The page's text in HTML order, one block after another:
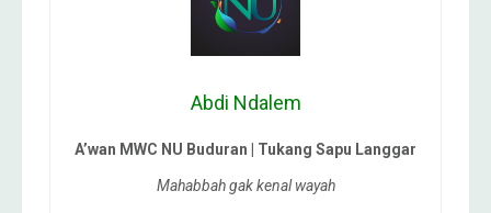
Abdi Ndalem
A’wan MWC NU Buduran | Tukang Sapu Langgar
Mahabbah gak kenal wayah